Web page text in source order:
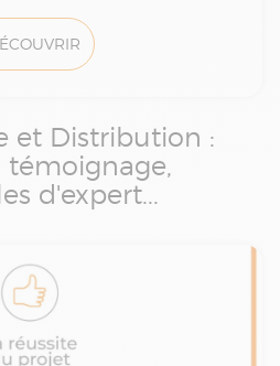
et Distribution :
d'expert...